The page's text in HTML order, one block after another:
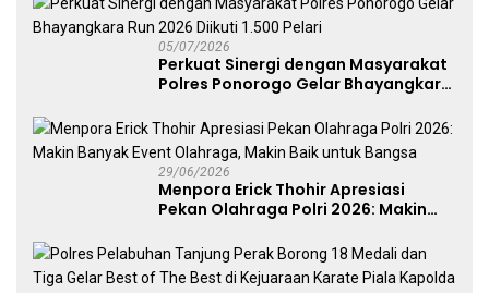
05/07/2026
Perkuat Sinergi dengan Masyarakat
Polres Ponorogo Gelar Bhayangkara
29/06/2026
Menpora Erick Thohir Apresiasi
Pekan Olahraga Polri 2026: Makin
untuk Bangsa